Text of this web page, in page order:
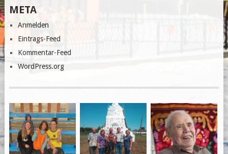
META
Anmelden
Eintrags-Feed
Kommentar-Feed
WordPress.org